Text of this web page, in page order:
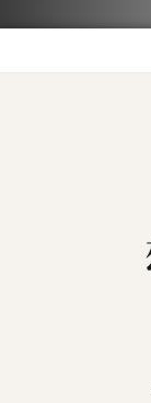
7-
7-
宅配到
金